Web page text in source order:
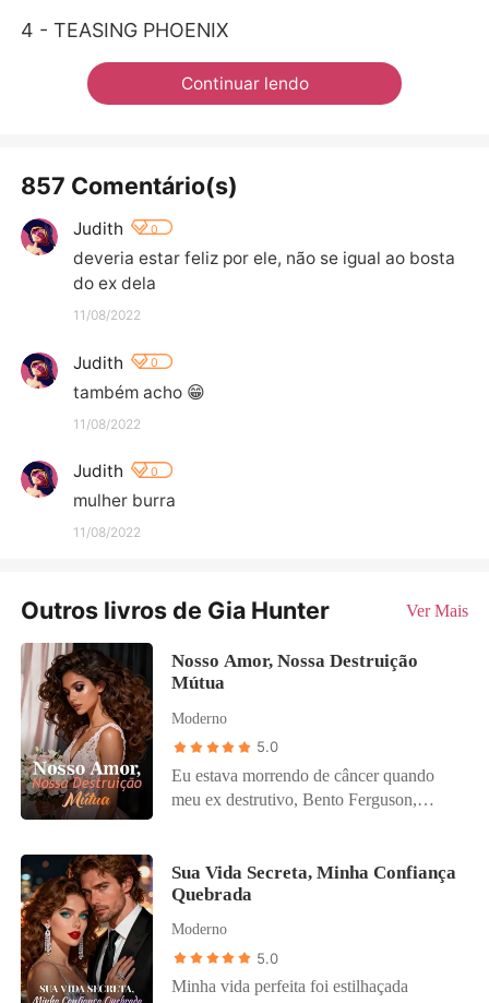
4 - TEASING PHOENIX
Continuar lendo
857 Comentário(s)
Judith 0
deveria estar feliz por ele, não se igual ao bosta
do ex dela
11/08/2022
Judith 0
também acho 😁
11/08/2022
Judith 0
mulher burra
11/08/2022
Outros livros de Gia Hunter Ver Mais
Nosso Amor, Nossa Destruição
Mútua
Moderno
5.0
Eu estava morrendo de câncer quando
meu ex destrutivo, Bento Ferguson,
falecido pai. Mas sua nova noiva,
Graziela, deu o golpe final. Com um
sorriso perverso, ela me encurralou e
imunda. Eu explodi. Bati meu Mustang
antigo no conversível dela. Duas vezes.
Sua Vida Secreta, Minha Confiança
Quebrada
Moderno
5.0
Minha vida perfeita foi estilhaçada